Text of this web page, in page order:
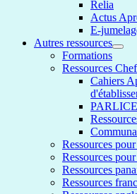
Relia
Actus
E-
Autres ressources
Formations
Ressources
Cahiers
PARLICE
Ressources
Ressources
Ressources
Ressources